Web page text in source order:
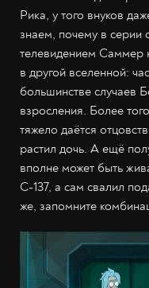
Рика, у того внуков
знаем, почему в серии
телевидением Саммер
в другой вселенной:
большинстве случаев
взросления. Более
тяжело даётся
растил дочь. А ещё
вполне может быть
С-137, а сам свалил
же, запомните